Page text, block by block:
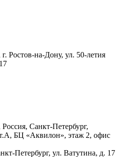
Ростов-на-Дону, ул. 50-летия
Санкт-Петербург,
БЦ «Аквилон», этаж 2, офис
Петербург, ул. Ватутина, д. 17